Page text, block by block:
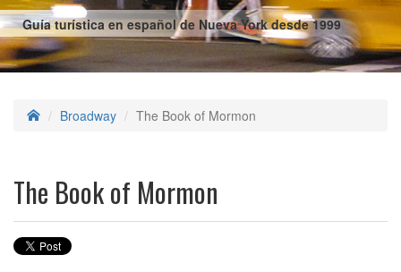
Guía turística en español de Nueva York desde 1999
Broadway The Book of Mormon
The Book of Mormon